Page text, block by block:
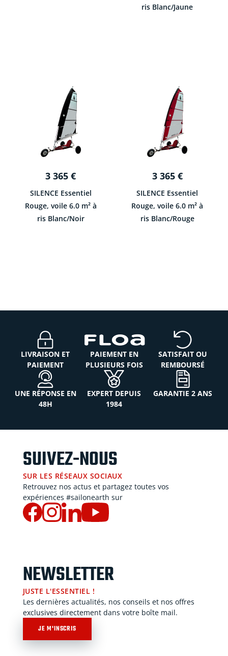
ris Blanc/Jaune
3 365€
SILENCE Essentiel
Rouge, voile 6.0 m² à
ris Blanc/Noir
3 365 €
SILENCE Essentiel
Rouge, voile 6.0 m² à
ris Blanc/Rouge
LIVRAISON ET
PAIEMENT
PAIEMENT EN
PLUSIEURS FOIS
SATISFAIT OU
REMBOURSÉ
UNE RÉPONSE EN
48H
EXPERT DEPUIS
1984
GARANTIE 2 ANS
SUIVEZ-NOUS
SUR LES RÉSEAUX SOCIAUX
Retrouvez nos actus et partagez toutes vos
expériences #sailonearth sur
NEWSLETTER
JUSTE L'ESSENTIEL !
Les dernières actualités, nos conseils et nos offres
exclusives directement dans votre boîte mail.
JE M'INSCRIS